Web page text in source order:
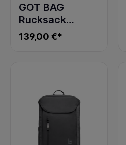
GOT BAG
Rucksack
SERENE PACK
black
139,00 €*